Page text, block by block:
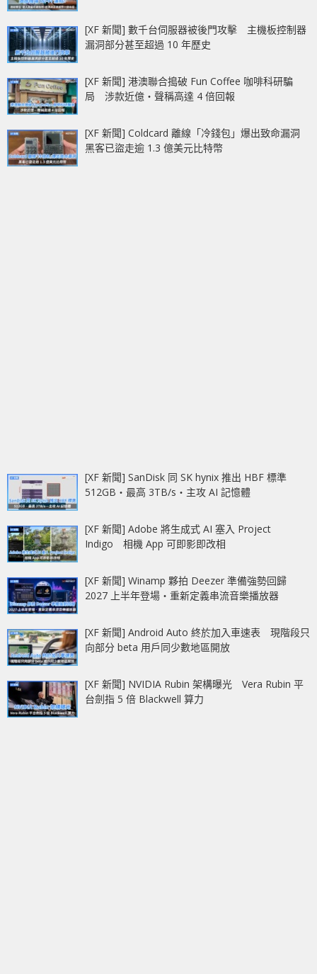
[XF 新聞] 數千台伺服器被後門攻擊 主機板控制器
漏洞部分甚至超過 10 年歷史
[XF 新聞] 港澳聯合搗破 Fun Coffee 咖啡科研騙
局 涉款近億‧聲稱高達 4 倍回報
[XF 新聞] Coldcard 離線「冷錢包」爆出致命漏洞
黑客已盜走逾 1.3 億美元比特幣
[XF 新聞] SanDisk 同 SK hynix 推出 HBF 標準
512GB‧最高 3TB/s‧主攻 AI 記憶體
[XF 新聞] Adobe 將生成式 AI 塞入 Project
Indigo 相機 App 可即影即改相
[XF 新聞] Winamp 夥拍 Deezer 準備強勢回歸
2027 上半年登場‧重新定義串流音樂播放器
[XF 新聞] Android Auto 終於加入車速表 現階段只
向部分 beta 用戶同少數地區開放
[XF 新聞] NVIDIA Rubin 架構曝光 Vera Rubin 平
台劍指 5 倍 Blackwell 算力